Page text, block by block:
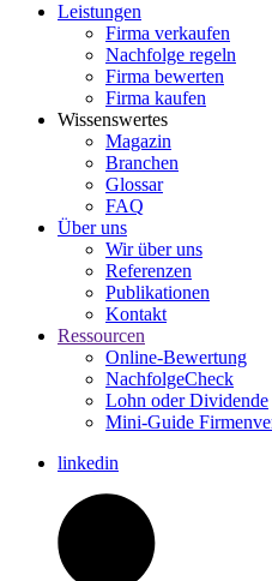
Leistungen
Firma verkaufen
Nachfolge regeln
Firma bewerten
Firma kaufen
Wissenswertes
Magazin
Branchen
Glossar
FAQ
Über uns
Wir über uns
Referenzen
Publikationen
Kontakt
Ressourcen
Online-Bewertung
NachfolgeCheck
Lohn oder Dividende
Mini-Guide
linkedin